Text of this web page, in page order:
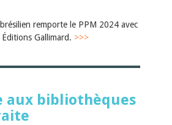
remporte le PPM 2024 avec
Gallimard. >>>
aux bibliothèques